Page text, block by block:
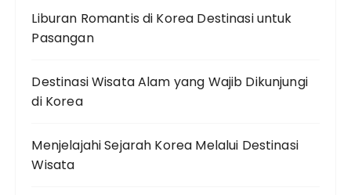
Liburan Romantis di Korea Destinasi untuk
Pasangan
Destinasi Wisata Alam yang Wajib Dikunjungi
di Korea
Menjelajahi Sejarah Korea Melalui Destinasi
Wisata